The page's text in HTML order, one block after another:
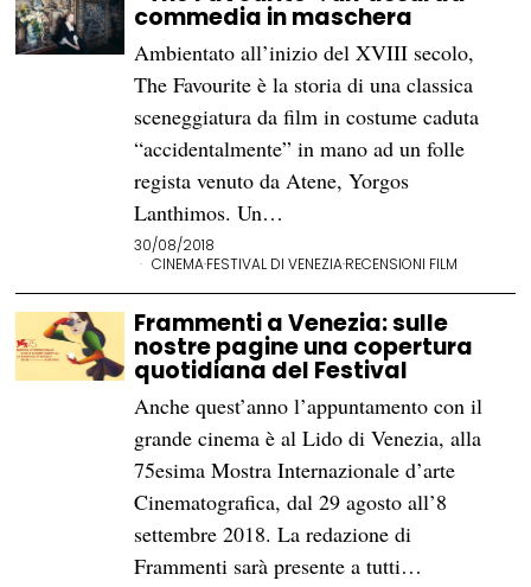
commedia in maschera
Ambientato all’inizio del XVIII secolo,
The Favourite è la storia di una classica
sceneggiatura da film in costume caduta
“accidentalmente” in mano ad un folle
regista venuto da Atene, Yorgos
Lanthimos. Un…
30/08/2018
CINEMA·FESTIVAL DI VENEZIA·RECENSIONI FILM
Frammenti a Venezia: sulle
nostre pagine una copertura
quotidiana del Festival
Anche quest’anno l’appuntamento con il
grande cinema è al Lido di Venezia, alla
75esima Mostra Internazionale d’arte
Cinematografica, dal 29 agosto all’8
settembre 2018. La redazione di
Frammenti sarà presente a tutti…